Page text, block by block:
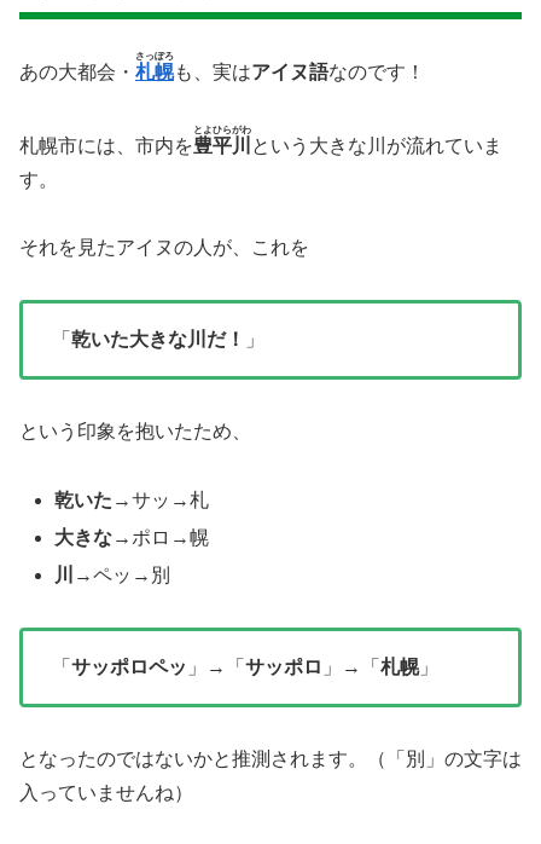
あの大都会・ 札幌
さっぽろ
も、実はアイヌ語なのです！
札幌市には、市内を豊平川
とよひらがわ
という大きな川が流れていま
す。
それを見たアイヌの人が、これを
「 乾いた大きな川だ！ 」
という印象を抱いたため、
乾いた →サッ→札
大きな→ポロ→幌
川
→ペッ→別
「 サッポロペッ 」→「 サッポロ 」→「 札幌」
となったのではないかと推測されます。（「別」の文字は
入っていませんね）